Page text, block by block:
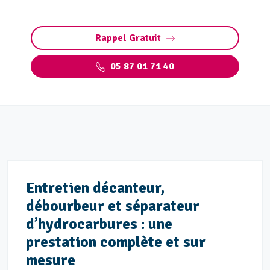
Rappel Gratuit
05 87 01 71 40
Entretien décanteur,
débourbeur et séparateur
d’hydrocarbures : une
prestation complète et sur
mesure